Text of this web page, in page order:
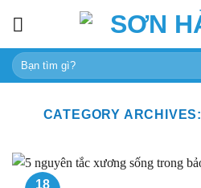
content
Tìm
kiếm:
CATEGORY ARCHIVES:
18